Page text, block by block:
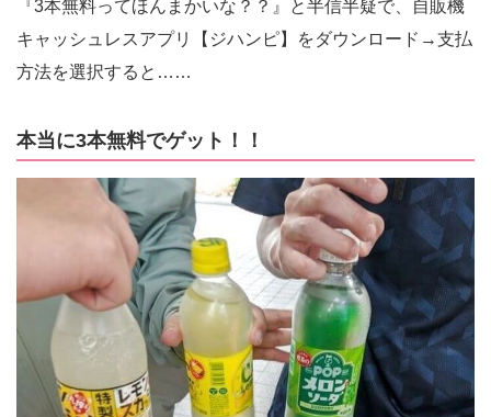
『3本無料ってほんまかいな？？』と半信半疑で、自販機
キャッシュレスアプリ【ジハンピ】をダウンロード→支払
方法を選択すると……
本当に3本無料でゲット！！